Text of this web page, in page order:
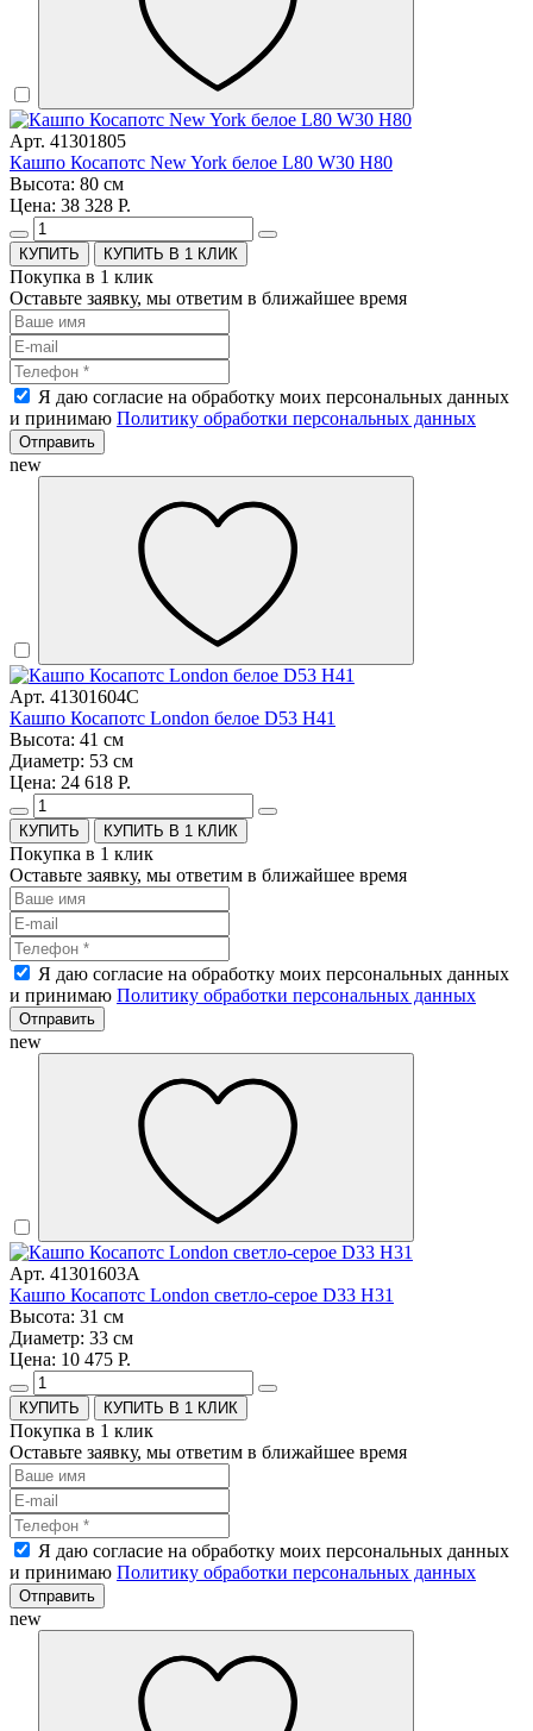
Арт. 41301805
Кашпо Косапотс New York белое L80 W30 H80
Высота: 80 см
Цена: 38 328 Р.
КУПИТЬ В 1 КЛИК
Покупка в 1 клик
Оставьте заявку, мы ответим в ближайшее время
Я даю согласие на обработку моих персональных данных
и принимаю Политику обработки персональных данных
Отправить
new
Арт. 41301604C
Кашпо Косапотс London белое D53 H41
Высота: 41 см
Диаметр: 53 см
Цена: 24 618 Р.
КУПИТЬ В 1 КЛИК
Покупка в 1 клик
Оставьте заявку, мы ответим в ближайшее время
Я даю согласие на обработку моих персональных данных
и принимаю Политику обработки персональных данных
Отправить
new
Арт. 41301603A
Кашпо Косапотс London светло-серое D33 H31
Высота: 31 см
Диаметр: 33 см
Цена: 10 475 Р.
КУПИТЬ В 1 КЛИК
Покупка в 1 клик
Оставьте заявку, мы ответим в ближайшее время
Я даю согласие на обработку моих персональных данных
и принимаю Политику обработки персональных данных
Отправить
new